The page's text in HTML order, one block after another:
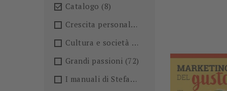
 Catalogo (8)
Crescita personale
Cultura e società
(36)
Grandi passioni (72)
I manuali di Stefano Anselmo
(6)